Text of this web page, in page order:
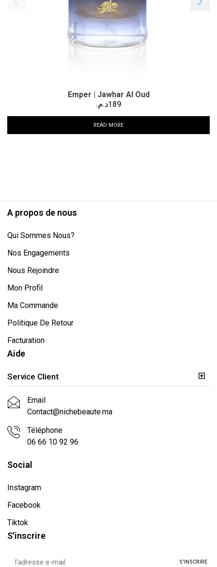
Emper | Jawhar Al Oud
189د.م.
READ MORE
A propos de nous
Qui Sommes Nous?
Nos Engagements
Nous Rejoindre
Mon Profil
Ma Commande
Politique De Retour
Facturation
Aide
Service Client
Email
Contact@nichebeaute.ma
Téléphone
06 66 10 92 96
Social
Instagram
Facebook
Tiktok
S'inscrire